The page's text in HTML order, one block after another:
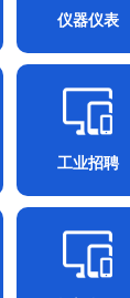
仪器仪表
工业招聘